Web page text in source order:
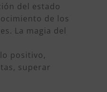
del estado
de los
La magia del
positivo,
superar